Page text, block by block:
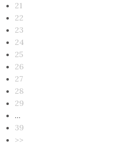
21
22
23
24
25
26
27
28
29
...
39
>>